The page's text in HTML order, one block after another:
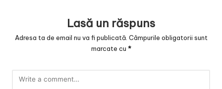
e
Lasă un răspuns
Adresa ta de email nu va fi publicată. Câmpurile obligatorii sunt
marcate cu *